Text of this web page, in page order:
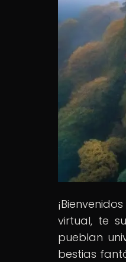
virtual, te
pueblan
bestias